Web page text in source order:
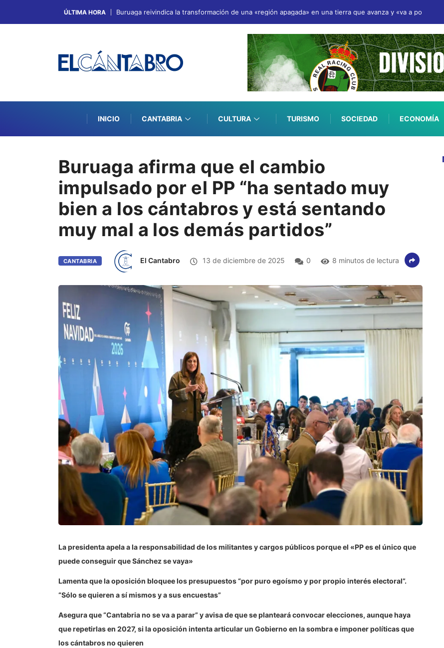
ÚLTIMA HORA Buruaga reivindica la transformación de una «región apagada» en una tierra que avanza y «va a por todas»
INICIO CANTABRIA CULTURA TURISMO SOCIEDAD ECONOMÍA
Buruaga afirma que el cambio
impulsado por el PP “ha sentado muy
bien a los cántabros y está sentando
muy mal a los demás partidos”
CANTABRIA El Cantabro 13 de diciembre de 2025 0 8 minutos de lectura
La presidenta apela a la responsabilidad de los militantes y cargos públicos porque el «PP es el único que
puede conseguir que Sánchez se vaya»
Lamenta que la oposición bloquee los presupuestos “por puro egoísmo y por propio interés electoral”.
“Sólo se quieren a sí mismos y a sus encuestas”
Asegura que “Cantabria no se va a parar” y avisa de que se planteará convocar elecciones, aunque haya
que repetirlas en 2027, si la oposición intenta articular un Gobierno en la sombra e imponer políticas que
los cántabros no quieren